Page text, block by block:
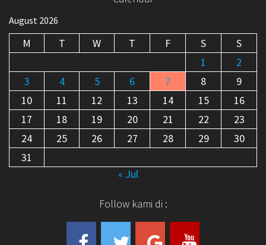
August 2026
M T W T F S
S
1
2
3
4 5 6 7 8
9
10
11 12 13 14 15
16
17
18 19 20 21 22
23
24
25 26 27 28 29
30
31
« Jul
Follow kami di :